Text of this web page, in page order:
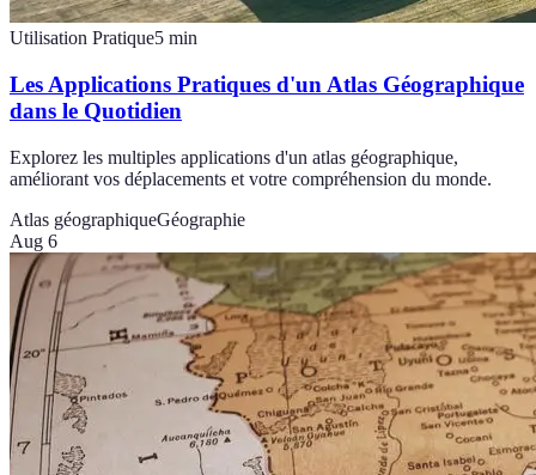
Utilisation Pratique5 min
Les Applications Pratiques d'un Atlas Géographique
dans le Quotidien
Explorez les multiples applications d'un atlas géographique,
améliorant vos déplacements et votre compréhension du monde.
Atlas géographiqueGéographie
Aug 6